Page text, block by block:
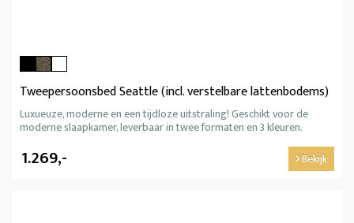
Tweepersoonsbed Seattle (incl. verstelbare lattenbodems)
Luxueuze, moderne en een tijdloze uitstraling! Geschikt voor de
moderne slaapkamer, leverbaar in twee formaten en 3 kleuren.
1.269,- Bekijk